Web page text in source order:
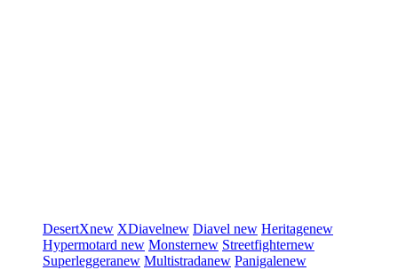
DesertXnew XDiavelnew Diavel new Heritagenew
Hypermotard new Monsternew Streetfighternew
Superleggeranew Multistradanew Panigalenew